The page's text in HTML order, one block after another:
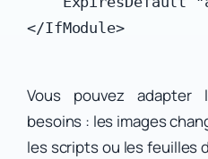
</IfModule>
Vous pouvez
besoins : les images
les scripts ou les feuilles